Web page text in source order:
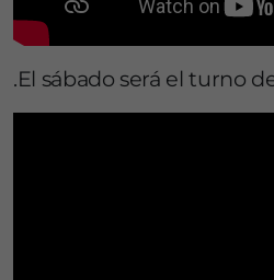
.El sábado será el turno